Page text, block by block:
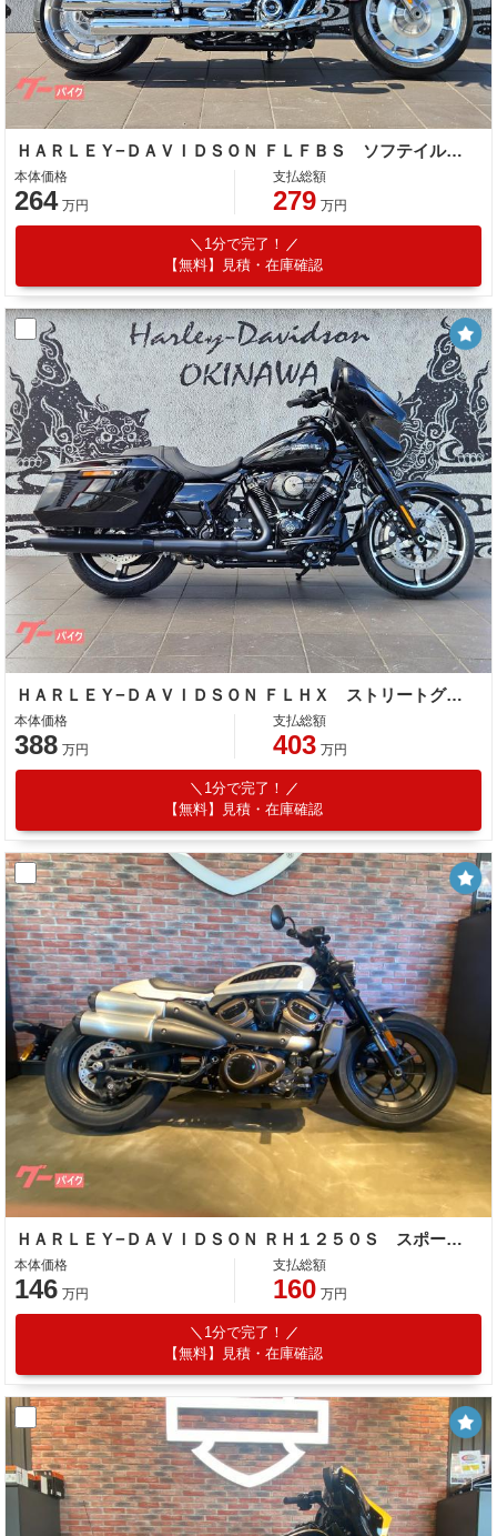
ＨＡＲＬＥＹ−ＤＡＶＩＤＳＯＮ ＦＬＦＢＳ ソフテイルファットボーイ１１４
本体価格
264 万円
支払総額
279 万円
1分で完了！
【無料】見積・在庫確認
ＨＡＲＬＥＹ−ＤＡＶＩＤＳＯＮ ＦＬＨＸ ストリートグライド ロードグライド ３１２ｍｍＴＦＴカラーディスプレイ／ＡＢＳ／ＬＥＤ／クルーズコントロール標準装備
本体価格
388 万円
支払総額
403 万円
1分で完了！
【無料】見積・在庫確認
ＨＡＲＬＥＹ−ＤＡＶＩＤＳＯＮ ＲＨ１２５０Ｓ スポーツスターＳ／前後ブレンボブレーキライン／イージーアジャストリアサスペンション／灯火類フルＬＥＤ
本体価格
146 万円
支払総額
160 万円
1分で完了！
【無料】見積・在庫確認